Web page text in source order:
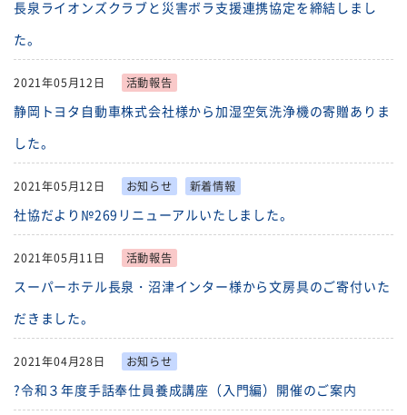
長泉ライオンズクラブと災害ボラ支援連携協定を締結しまし
た。
2021年05月12日 活動報告
静岡トヨタ自動車株式会社様から加湿空気洗浄機の寄贈ありま
した。
2021年05月12日 お知らせ 新着情報
社協だより№269リニューアルいたしました。
2021年05月11日 活動報告
スーパーホテル長泉・沼津インター様から文房具のご寄付いた
だきました。
2021年04月28日 お知らせ
?令和３年度手話奉仕員養成講座（入門編）開催のご案内